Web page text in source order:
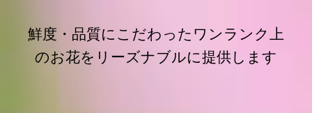
鮮度・品質にこだわったワンランク上
のお花をリーズナブルに提供します